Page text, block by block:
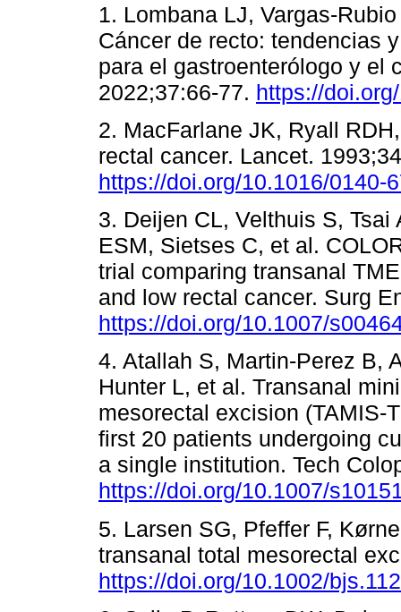
1. Lombana LJ, Vargas-
Cáncer de recto: tendencias
para el gastroenterólogo y el
2022;37:66-77. https://
2. MacFarlane JK, Ryall
rectal cancer. Lancet.
https://doi.org/10.1016/0140-
3. Deijen CL, Velthuis S,
ESM, Sietses C, et al.
trial comparing transanal
and low rectal cancer. Surg
https://doi.org/10.1007/
4. Atallah S, Martin-Perez B,
Hunter L, et al. Transanal
mesorectal excision (TAMIS-
first 20 patients undergoing
a single institution. Tech
https://doi.org/10.1007/
5. Larsen SG, Pfeffer F,
transanal total mesorectal
https://doi.org/10.1002/